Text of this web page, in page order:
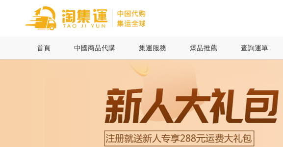
首頁 中國商品代購 集運服務 爆品推薦 查詢運單